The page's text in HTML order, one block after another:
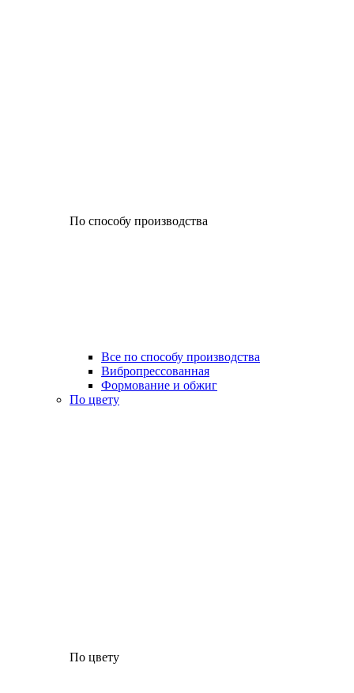
По способу производства
Все по способу производства
Вибропрессованная
Формование и обжиг
По цвету
По цвету